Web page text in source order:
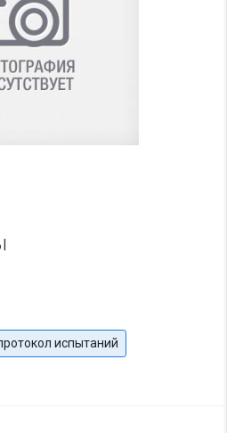
испытаний